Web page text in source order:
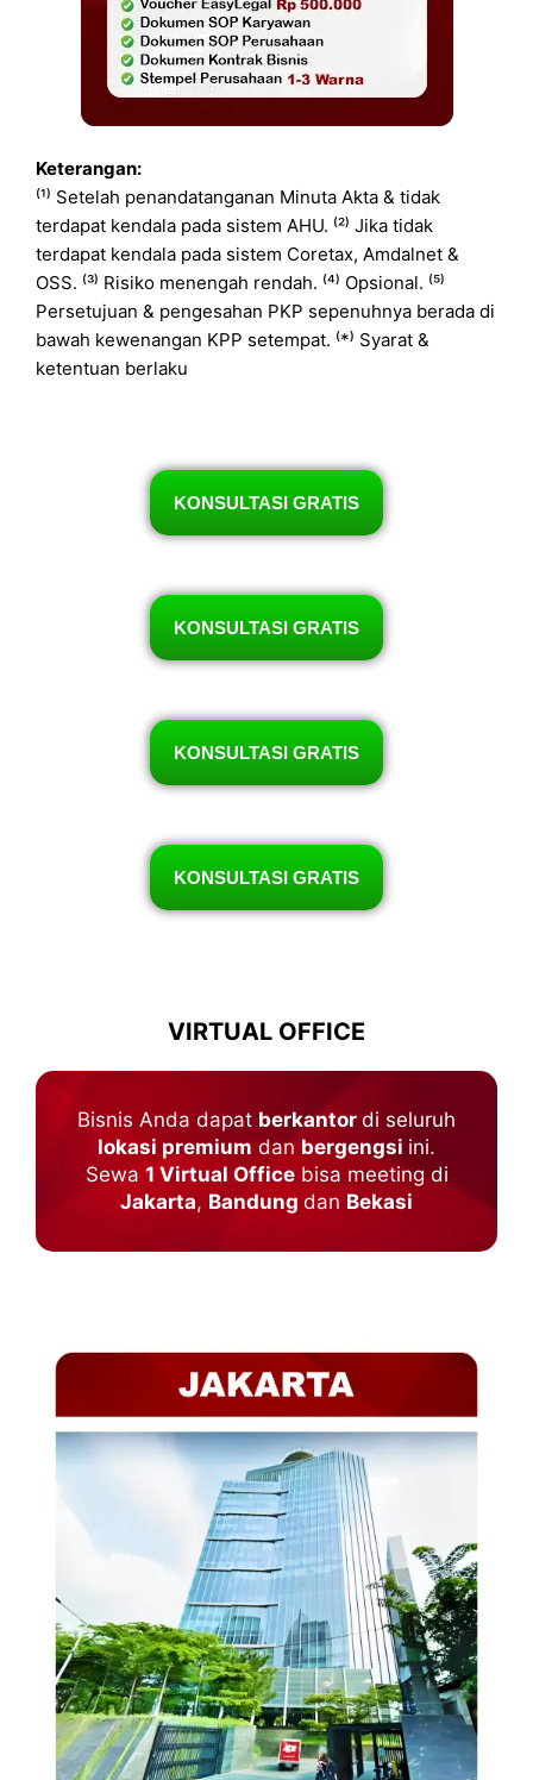
Keterangan:
⁽¹⁾ Setelah penandatanganan Minuta Akta & tidak
terdapat kendala pada sistem AHU. ⁽²⁾ Jika tidak
terdapat kendala pada sistem Coretax, Amdalnet &
OSS. ⁽³⁾ Risiko menengah rendah. ⁽⁴⁾ Opsional. ⁽⁵⁾
Persetujuan & pengesahan PKP sepenuhnya berada di
bawah kewenangan KPP setempat. ⁽*⁾ Syarat &
ketentuan berlaku
KONSULTASI GRATIS
KONSULTASI GRATIS
KONSULTASI GRATIS
KONSULTASI GRATIS
VIRTUAL OFFICE
Bisnis Anda dapat berkantor di seluruh
lokasi premium dan bergengsi ini.
Sewa 1 Virtual Officebisa meeting di
Jakarta, Bandung dan Bekasi